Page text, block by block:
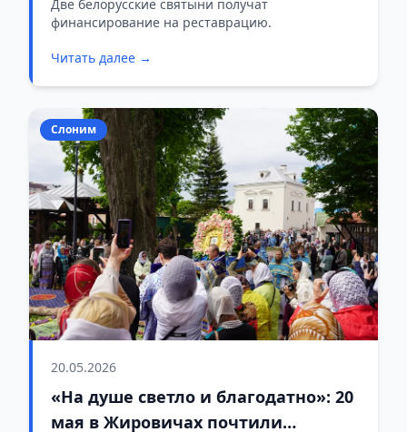
костела
Две белорусские святыни получат
финансирование на реставрацию.
Читать далее →
Слоним
20.05.2026
«На душе светло и благодатно»: 20
мая в Жировичах почтили